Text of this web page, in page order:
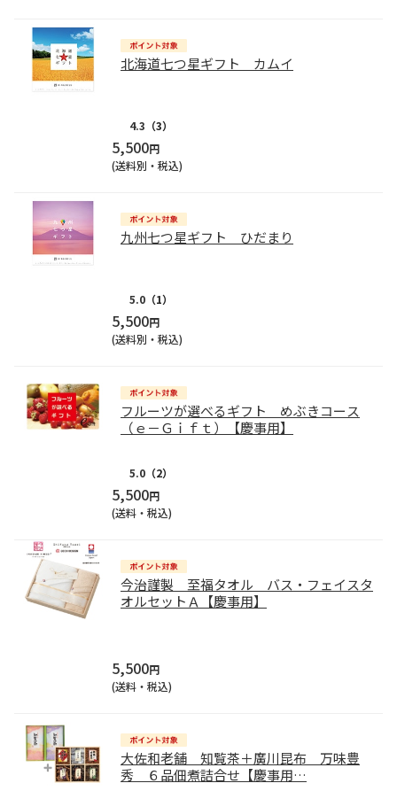
北海道七つ星ギフト カムイ
4.3 （3）
5,500円
(送料別・税込)
九州七つ星ギフト ひだまり
5.0 （1）
5,500円
(送料別・税込)
フルーツが選べるギフト めぶきコース
（ｅ－Ｇｉｆｔ）【慶事用】
5.0 （2）
5,500円
(送料・税込)
今治謹製 至福タオル バス・フェイスタ
オルセットＡ【慶事用】
5,500円
(送料・税込)
大佐和老舗 知覧茶＋廣川昆布 万味豊
秀 ６品佃煮詰合せ【慶事用…